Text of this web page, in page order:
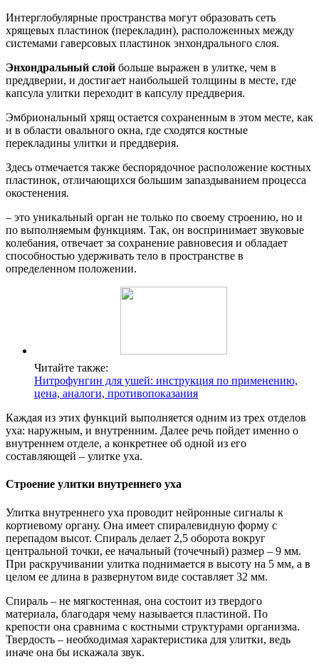
Интерглобулярные пространства могут образовать сеть
хрящевых пластинок (перекладин), расположенных между
системами гаверсовых пластинок энхондрального слоя.
Энхондральный слой больше выражен в улитке, чем в
преддверии, и достигает наибольшей толщины в месте, где
капсула улитки переходит в капсулу преддверия.
Эмбриональный хрящ остается сохраненным в этом месте, как
и в области овального окна, где сходятся костные
перекладины улитки и преддверия.
Здесь отмечается также беспорядочное расположение костных
пластинок, отличающихся большим запаздыванием процесса
окостенения.
– это уникальный орган не только по своему строению, но и
по выполняемым функциям. Так, он воспринимает звуковые
колебания, отвечает за сохранение равновесия и обладает
способностью удерживать тело в пространстве в
определенном положении.
Читайте также:
Нитрофунгин для ушей: инструкция по применению,
цена, аналоги, противопоказания
Каждая из этих функций выполняется одним из трех отделов
уха: наружным, и внутренним. Далее речь пойдет именно о
внутреннем отделе, а конкретнее об одной из его
составляющей – улитке уха.
Строение улитки внутреннего уха
Улитка внутреннего уха проводит нейронные сигналы к
кортиевому органу. Она имеет спиралевидную форму с
перепадом высот. Спираль делает 2,5 оборота вокруг
центральной точки, ее начальный (точечный) размер – 9 мм.
При раскручивании улитка поднимается в высоту на 5 мм, а в
целом ее длина в развернутом виде составляет 32 мм.
Спираль – не мягкостенная, она состоит из твердого
материала, благодаря чему называется пластиной. По
крепости она сравнима с костными структурами организма.
Твердость – необходимая характеристика для улитки, ведь
иначе она бы искажала звук.